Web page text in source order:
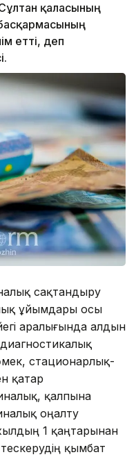
қаласының
етті, деп
сақтандыру
ұйымдары осы
аралығында алдын
стационарлық-
қатар
қалпына
оңалту
1 қаңтарынан
қымбат